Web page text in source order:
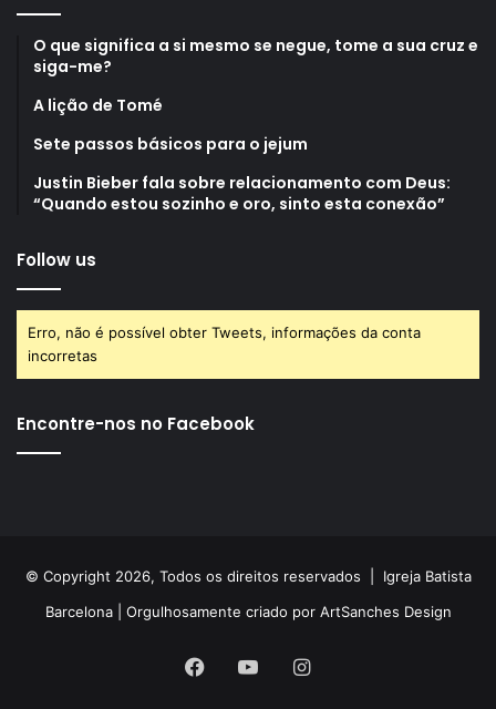
O que significa a si mesmo se negue, tome a sua cruz e
siga-me?
A lição de Tomé
Sete passos básicos para o jejum
Justin Bieber fala sobre relacionamento com Deus:
“Quando estou sozinho e oro, sinto esta conexão”
Follow us
Erro, não é possível obter Tweets, informações da conta
incorretas
Encontre-nos no Facebook
© Copyright 2026, Todos os direitos reservados | Igreja Batista
Barcelona| Orgulhosamente criado por ArtSanches Design
Facebook
YouTubeInstagram